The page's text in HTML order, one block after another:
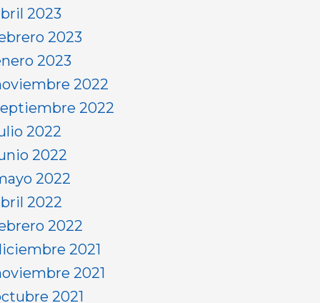
2023
2023
2023
2022
2022
2022
2022
2022
2022
2022
2021
2021
2021